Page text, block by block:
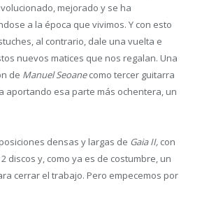
mejorado y se ha
a la época que vivimos. Y con esto
al contrario, dale una vuelta e
nuevos matices que nos regalan. Una
de Manuel Seoanecomo tercer guitarra
aportando esa parte más ochentera, un
densas y largas de Gaia II, con
discos y, como ya es de costumbre, un
cerrar el trabajo. Pero empecemos por